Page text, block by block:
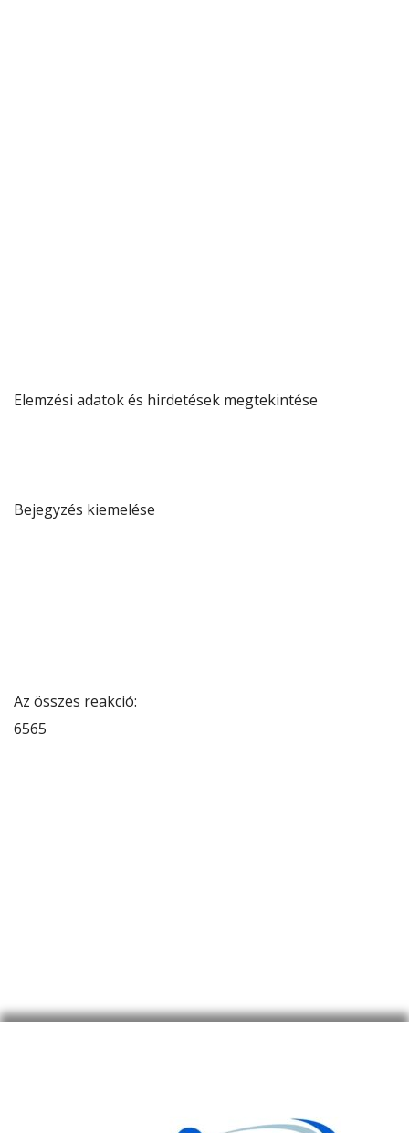
Elemzési adatok és hirdetések megtekintése
Bejegyzés kiemelése
Az összes reakció:
6565